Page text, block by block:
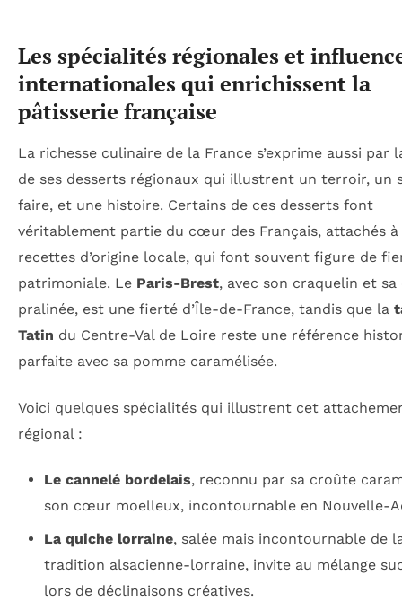
Les spécialités régionales et
internationales qui enrichissent la
pâtisserie française
La richesse culinaire de la France s’exprime aussi par
de ses desserts régionaux qui illustrent un terroir, un
faire, et une histoire. Certains de ces desserts font
véritablement partie du cœur des Français, attachés à
recettes d’origine locale, qui font souvent figure de
patrimoniale. Le Paris-Brest, avec son craquelin et sa
pralinée, est une fierté d’Île-de-France, tandis que la
Tatin du Centre-Val de Loire reste une référence
parfaite avec sa pomme caramélisée.
Voici quelques spécialités qui illustrent cet
régional :
Le cannelé bordelais, reconnu par sa croûte
son cœur moelleux, incontournable en Nouvelle-
La quiche lorraine, salée mais incontournable de
tradition alsacienne-lorraine, invite au mélange
lors de déclinaisons créatives.